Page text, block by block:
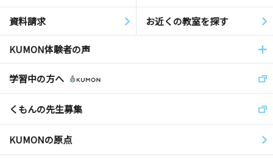
資料請求 お近くの教室を探す
KUMON体験者の声
学習中の方へ
くもんの先生募集
KUMONの原点